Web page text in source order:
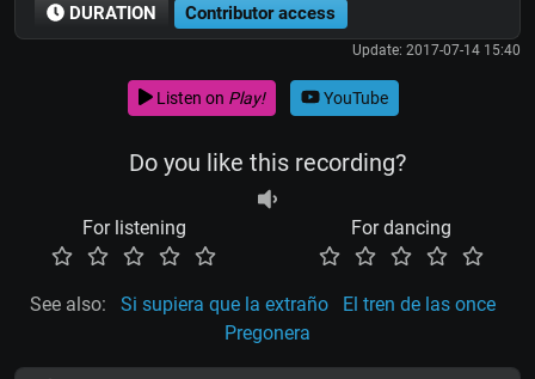
DURATION Contributor access
Update: 2017-07-14 15:40
Listen on Play! YouTube
Do you like this recording?
For listening For dancing
See also: Si supiera que la extraño
El tren de las once
Pregonera